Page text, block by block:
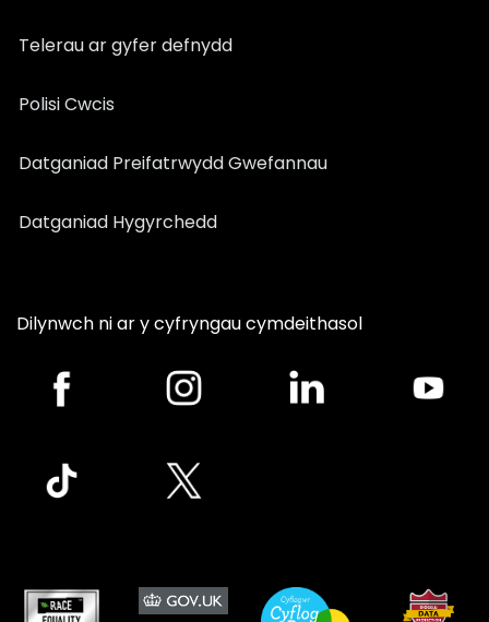
Telerau ar gyfer defnydd
Polisi Cwcis
Datganiad Preifatrwydd Gwefannau
Datganiad Hygyrchedd
Dilynwch ni ar y cyfryngau cymdeithasol